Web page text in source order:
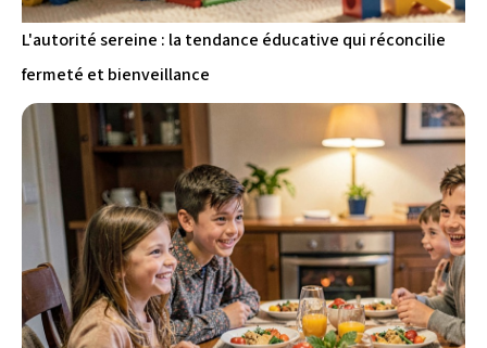
L'autorité sereine : la tendance éducative qui réconcilie
fermeté et bienveillance